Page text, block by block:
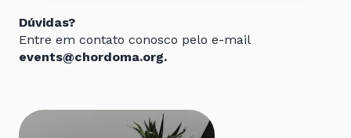
Dúvidas?
Entre em contato conosco pelo e-mail
events@chordoma.org.